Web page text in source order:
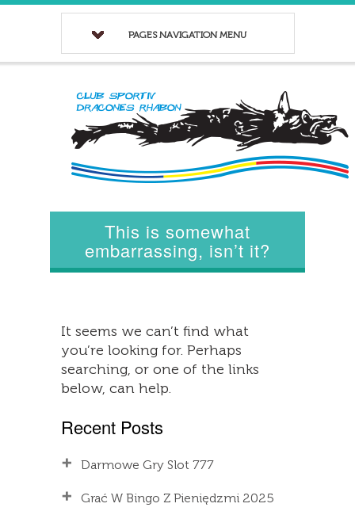
PAGES NAVIGATION MENU
This is somewhat
embarrassing, isn’t it?
It seems we can’t find what
you’re looking for. Perhaps
searching, or one of the links
below, can help.
Recent Posts
Darmowe Gry Slot 777
Grać W Bingo Z Pieniędzmi 2025